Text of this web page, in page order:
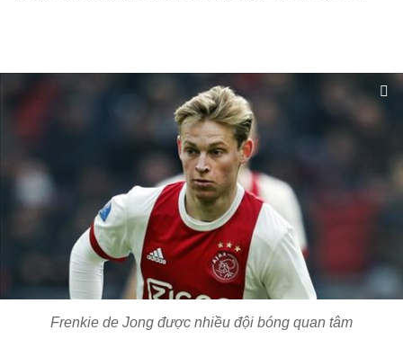
Frenkie de Jong được nhiều đội bóng quan tâm